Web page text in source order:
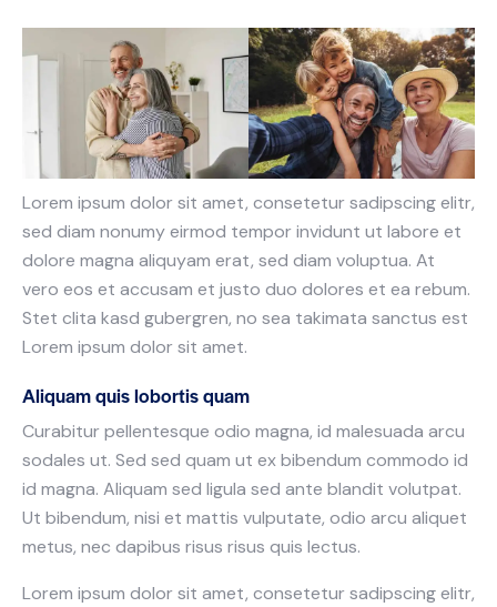
Lorem ipsum dolor sit amet, consetetur sadipscing elitr,
sed diam nonumy eirmod tempor invidunt ut labore et
dolore magna aliquyam erat, sed diam voluptua. At
vero eos et accusam et justo duo dolores et ea rebum.
Stet clita kasd gubergren, no sea takimata sanctus est
Lorem ipsum dolor sit amet.
Aliquam quis lobortis quam
Curabitur pellentesque odio magna, id malesuada arcu
sodales ut. Sed sed quam ut ex bibendum commodo id
id magna. Aliquam sed ligula sed ante blandit volutpat.
Ut bibendum, nisi et mattis vulputate, odio arcu aliquet
metus, nec dapibus risus risus quis lectus.
Lorem ipsum dolor sit amet, consetetur sadipscing elitr,